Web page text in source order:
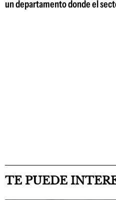
un departamento donde el
TE PUEDE